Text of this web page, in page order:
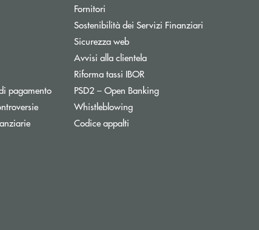
pagamento
Apre una nuova finestra
Fornitori
Sostenibilità dei Servizi Finanziari
Sicurezza web
Avvisi alla clientela
Riforma tassi IBOR
PSD2 – Open BankingApre una nuova finestra
Whistleblowing
Codice appalti